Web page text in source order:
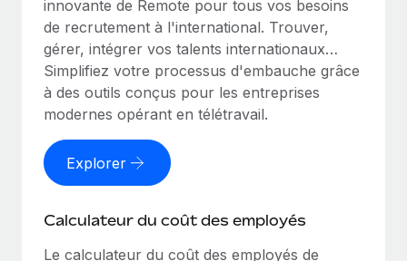
innovante de Remote pour tous vos besoins
de recrutement à l'international. Trouver,
gérer, intégrer vos talents internationaux…
Simplifiez votre processus d'embauche grâce
à des outils conçus pour les entreprises
modernes opérant en télétravail.
Explorer
Calculateur du coût des employés
Le calculateur du coût des employés de